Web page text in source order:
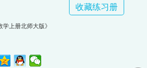
收藏练习册
上册北师大版》